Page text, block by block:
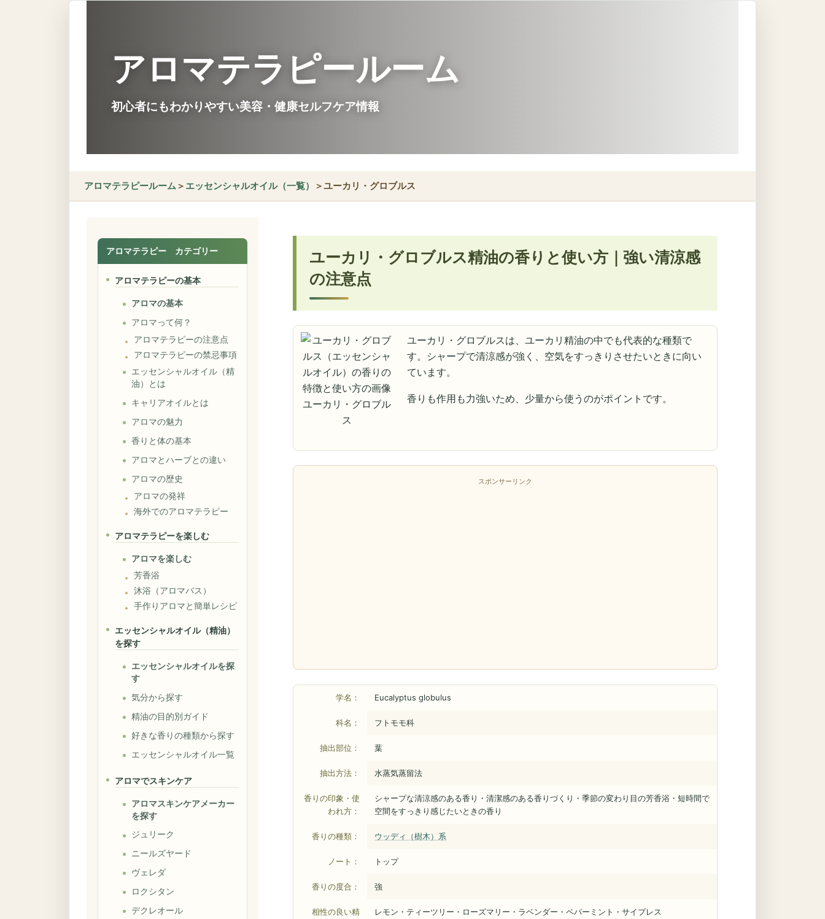
アロマテラピールーム
初心者にもわかりやすい美容・健康セルフケア情報
アロマテラピールーム＞ エッセンシャルオイル（一覧） ＞ユーカリ・グロブルス
ユーカリ・グロブルス精油の香りと使い方｜強い清涼感
の注意点
ユーカリ・グロブル
ス
ユーカリ・グロブルスは、ユーカリ精油の中でも代表的な種類で
す。シャープで清涼感が強く、空気をすっきりさせたいときに向い
ています。
香りも作用も力強いため、少量から使うのがポイントです。
スポンサーリンク
学名： Eucalyptus globulus
科名： フトモモ科
抽出部位： 葉
抽出方法： 水蒸気蒸留法
香りの印象・使
われ方：
シャープな清涼感のある香り・清潔感のある香りづくり・季節の変わり目の芳香浴・短時間で
空間をすっきり感じたいときの香り
香りの種類： ウッディ（樹木）系
ノート： トップ
香りの度合： 強
相性の良い精
レモン・ティーツリー・ローズマリー・ラベンダー・ペパーミント・サイプレス
アロマテラピー カテゴリー
アロマテラピーの基本
アロマの基本
アロマって何？
アロマテラピーの注意点
アロマテラピーの禁忌事項
エッセンシャルオイル（精
油）とは
キャリアオイルとは
アロマの魅力
香りと体の基本
アロマとハーブとの違い
アロマの歴史
アロマの発祥
海外でのアロマテラピー
アロマテラピーを楽しむ
アロマを楽しむ
芳香浴
沐浴（アロマバス）
手作りアロマと簡単レシピ
エッセンシャルオイル（精油）
を探す
エッセンシャルオイルを探
す
気分から探す
精油の目的別ガイド
好きな香りの種類から探す
エッセンシャルオイル一覧
アロマでスキンケア
アロマスキンケアメーカー
を探す
ジュリーク
ニールズヤード
ヴェレダ
ロクシタン
デクレオール